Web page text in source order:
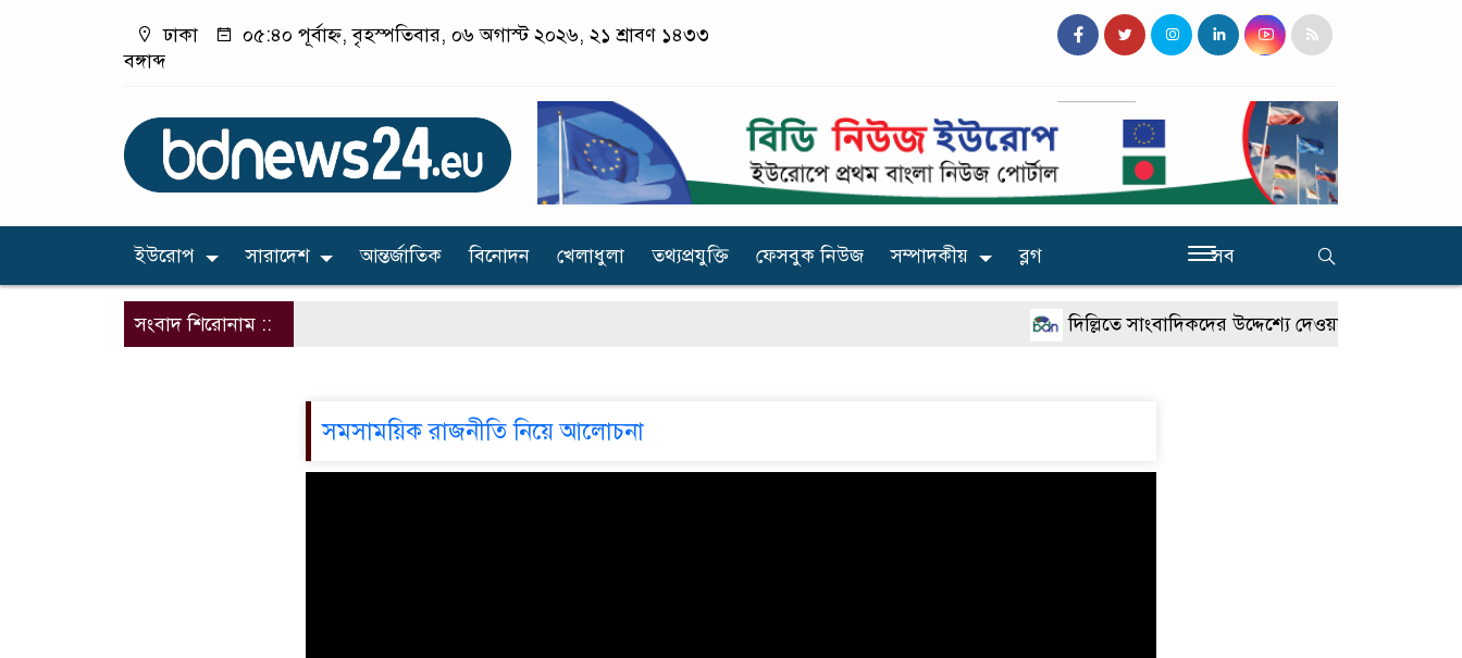
ঢাকা
০৫:৪০ পূর্বাহ্ন, বৃহস্পতিবার, ০৬ অগাস্ট ২০২৬, ২১ শ্রাবণ ১৪৩৩
বঙ্গাব্দ
ইউরোপ সারাদেশ আন্তর্জাতিক বিনোদন খেলাধুলা তথ্যপ্রযুক্তি ফেসবুক নিউজ সম্পাদকীয় ব্লগ সব
সংবাদ শিরোনাম :: দিল্লিতে সাংবাদিকদের উদ্দেশ্যে দেওয়া শেখ হাসিনার
সমসাময়িক রাজনীতি নিয়ে আলোচনা